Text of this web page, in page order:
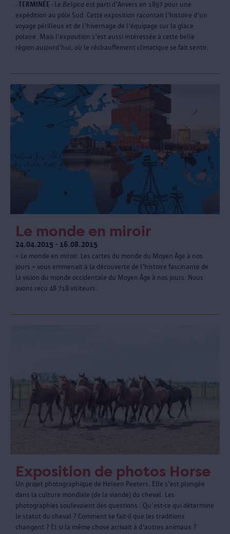
- TERMINÉE - Le Belgica est parti d'Anvers en 1897 pour une
expédition au pôle Sud. Cette exposition racontait l'histoire d'un
voyage périlleux et de l'hivernage de l'équipage sur la glace
polaire. Mais l'exposition s'est aussi intéressée à cette belle
région aujourd'hui, où le réchauffement climatique se fait sentir.
Le monde en miroir
24.04.2015 - 16.08.2015
« Le monde en miroir. Les cartes du monde du Moyen Âge à nos
jours » vous emmenait à la découverte de l'histoire fascinante de
la vision du monde occidentale du Moyen Âge à nos jours. Nous
avons reçu 48 718 visiteurs.
Exposition de photos Horse
Un projet photographique de Heleen Peeters. Elle s'est plongée
dans la culture mondiale (de la viande) du cheval. Les
photographies soulevaient des questions : Qu'est-ce qui détermine
le statut du cheval ? Comment se fait-il que les traditions
changent ? Et si la même chose arrivait à d'autres animaux ?